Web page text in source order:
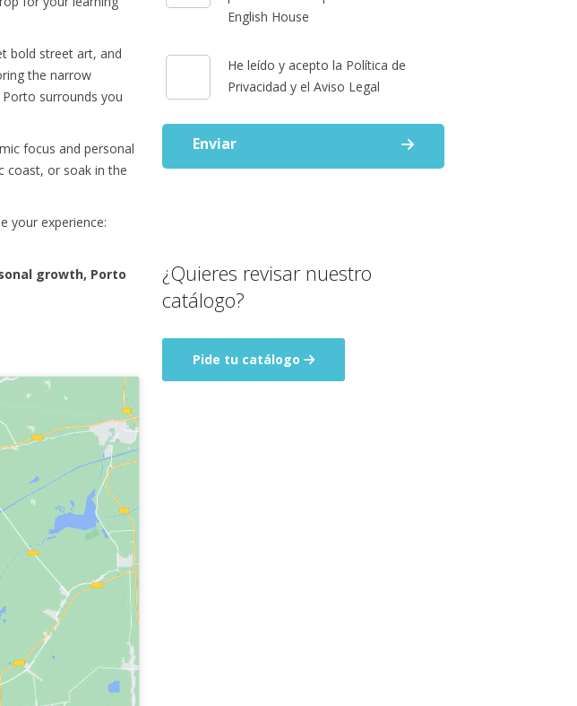
English House
He leído y acepto la Política de
Privacidad y el Aviso Legal
Enviar
¿Quieres revisar nuestro
catálogo?
Pide tu catálogo
bold street art, and
the narrow
Porto surrounds you
focus and personal
coast, or soak in the
your experience:
growth, Porto